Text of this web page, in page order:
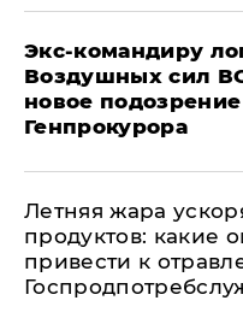
Экс-командиру
Воздушных сил
новое
Генпрокурора
Летняя жара
продуктов: какие
привести к